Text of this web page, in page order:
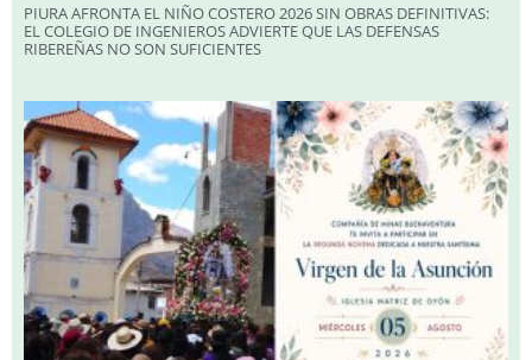
PIURA AFRONTA EL NIÑO COSTERO 2026 SIN OBRAS DEFINITIVAS:
EL COLEGIO DE INGENIEROS ADVIERTE QUE LAS DEFENSAS
RIBEREÑAS NO SON SUFICIENTES